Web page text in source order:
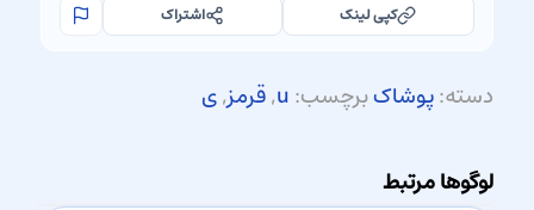
کپی لینک اشتراک
دسته:پوشاکبرچسب:u
,قرمز,ی
لوگوها مرتبط